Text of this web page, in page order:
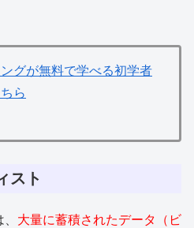
グが無料で学べる初学者
ら
スト
大量に蓄積されたデータ（ビ